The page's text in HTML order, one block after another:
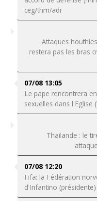
ceg/thm/adr
Attaques
restera pas les bras
07/08 13:05
Le pape rencontrera
sexuelles dans l'Eglise
Thaïlande : le
07/08 12:20
Fifa: la Fédération
d'Infantino (présidente)